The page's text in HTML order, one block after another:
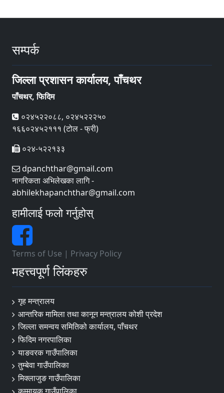
सम्पर्क
जिल्ला प्रशासन कार्यालय, पाँचथर
पाँचथर, फिदिम
०२४५२२०८८, ०२४५२२२५०
१६६०२४५२१११ (टोल - फ्री)
०२४-५२२१३३
dpanchthar@gmail.com
नागरिकता अभिलेखका लागि -
abhilekhapanchthar@gmail.com
हामीलाई फलो गर्नुहोस्
Terms of Use | Privacy Policy
महत्त्वपूर्ण लिंकहरु
गृह मन्त्रालय
आन्तरिक मामिला तथा कानून मन्त्रालय कोशी प्रदेश
जिल्ला समन्वय समितिको कार्यालय, पाँचथर
फिदिम नगरपालिका
याङवरक गाउँपालिका
तुम्बेवा गाउँपालिका
मिक्लाजुङ गाउँपालिका